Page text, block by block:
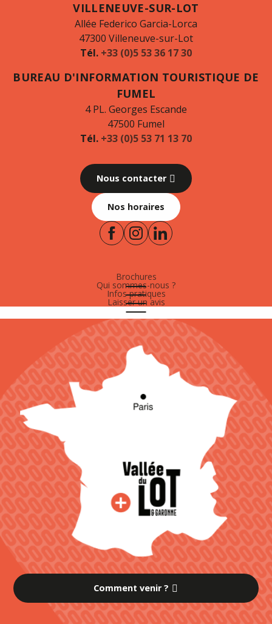
VILLENEUVE-SUR-LOT
Allée Federico Garcia-Lorca
47300 Villeneuve-sur-Lot
Tél. +33 (0)5 53 36 17 30
BUREAU D'INFORMATION TOURISTIQUE DE
FUMEL
4 PL. Georges Escande
47500 Fumel
Tél. +33 (0)5 53 71 13 70
Nous contacter
Nos horaires
Brochures
Qui sommes-nous ?
Infos pratiques
Laisser un avis
Comment venir ?